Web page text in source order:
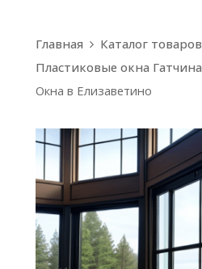
Главная
Каталог товаров
Пластиковые окна Гатчина
Окна в Елизаветино